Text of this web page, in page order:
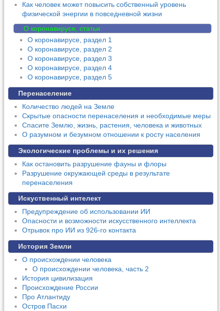
Как человек может повысить собственный уровень
физической энергии в повседневной жизни
О коронавирусе, статьи
О коронавирусе, раздел 1
О коронавирусе, раздел 2
О коронавирусе, раздел 3
О коронавирусе, раздел 4
О коронавирусе, раздел 5
Перенаселение
Количество людей на Земле
Скрытые опасности перенаселения и необходимые меры
Спасите Землю, жизнь, растения, человека и животных
О разумном и безумном отношении к росту населения
Экологические проблемы и их решения
Как остановить разрушение фауны и флоры
Разрушение окружающей среды в результате
перенаселения
Искуственный интелект
Предупреждение об использовании ИИ
Опасности и возможности искусственного интеллекта
Отрывок про ИИ из 926-го контакта
История Земли
О происхождении человека
О происхождении человека, часть 2
История цивилизация
Происхождение России
Про Атлантиду
Остров Пасхи